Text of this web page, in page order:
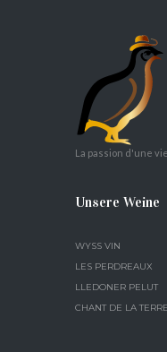
La passion d'une vie
Unsere Weine
WYSS VIN
LES PERDREAUX
LLEDONER PELUT
CHANT DE LA TERRE